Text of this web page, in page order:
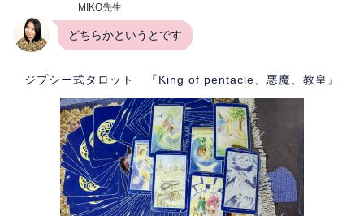
MIKO先生
どちらかというとです
ジプシー式タロット 『King of pentacle、悪魔、教皇』